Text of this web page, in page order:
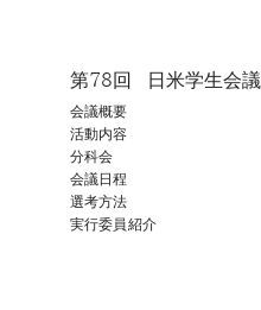
第78回​ 日米学生会議
会議概要
活動内容
分科会
会議日程
選考方法
実行委員紹介